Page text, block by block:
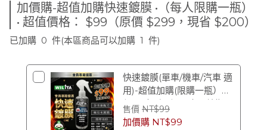
加價購-超值加購快速鍍膜 •（每人限購一瓶）
• 超值價格： $99（原價 $299，現省 $200）
已加購 0 件(本區商品可以加購 1 件)
快速鍍膜(單車/機車/汽車 適
用)-超值加購(限購一瓶）
$99（原價 $299） (效期
2028/12)
售價 NT$99
加價購 NT$99